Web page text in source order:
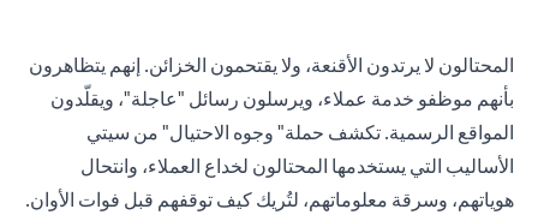
المحتالون لا يرتدون الأقنعة، ولا يقتحمون الخزائن. إنهم يتظاهرون
بأنهم موظفو خدمة عملاء، ويرسلون رسائل "عاجلة"، ويقلّدون
المواقع الرسمية. تكشف حملة" وجوه الاحتيال" من سيتي
الأساليب التي يستخدمها المحتالون لخداع العملاء، وانتحال
هوياتهم، وسرقة معلوماتهم، لتُريك كيف توقفهم قبل فوات الأوان.